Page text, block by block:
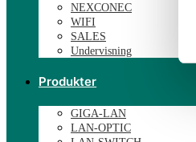
NEXCONEC
WIFI
SALES
Undervisning
Produkter
GIGA-LAN
LAN-OPTIC